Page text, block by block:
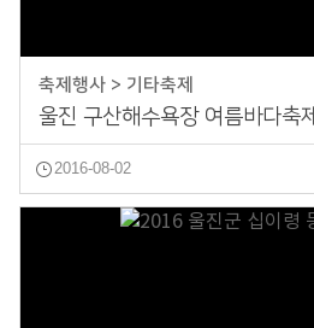
축제행사 > 기타축제
울진 구산해수욕장 여름바다축제
2016-08-02